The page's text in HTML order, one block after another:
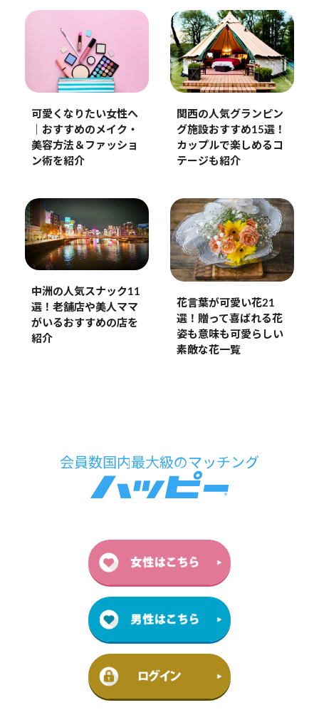
可愛くなりたい女性へ
｜おすすめのメイク・
美容方法＆ファッショ
ン術を紹介
関西の人気グランピン
グ施設おすすめ15選！
カップルで楽しめるコ
テージも紹介
中洲の人気スナック11
選！老舗店や美人ママ
がいるおすすめの店を
紹介
花言葉が可愛い花21
選！贈って喜ばれる花
姿も意味も可愛らしい
素敵な花一覧